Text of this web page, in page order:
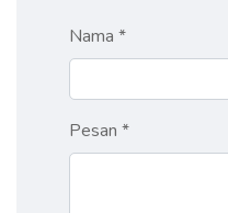
Nama *
Pesan *